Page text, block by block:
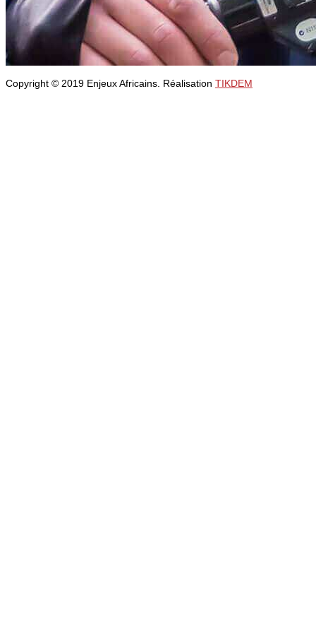
Copyright © 2019 Enjeux Africains. Réalisation TIKDEM